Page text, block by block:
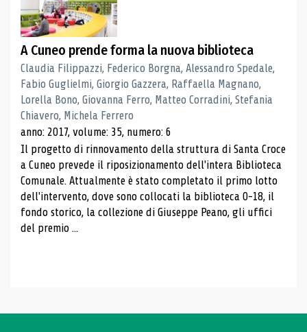
A Cuneo prende forma la nuova biblioteca
Claudia Filippazzi, Federico Borgna, Alessandro Spedale,
Fabio Guglielmi, Giorgio Gazzera, Raffaella Magnano,
Lorella Bono, Giovanna Ferro, Matteo Corradini, Stefania
Chiavero, Michela Ferrero
anno: 2017, volume: 35, numero: 6
Il progetto di rinnovamento della struttura di Santa Croce
a Cuneo prevede il riposizionamento dell'intera Biblioteca
Comunale. Attualmente è stato completato il primo lotto
dell'intervento, dove sono collocati la biblioteca 0-18, il
fondo storico, la collezione di Giuseppe Peano, gli uffici
del premio ...